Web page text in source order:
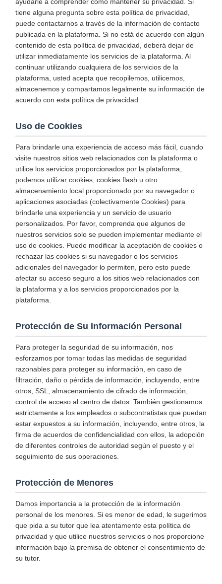
tiene alguna pregunta sobre esta política de privacidad,
puede contactarnos a través de la información de contacto
publicada en la plataforma. Si no está de acuerdo con algún
contenido de esta política de privacidad, deberá dejar de
utilizar inmediatamente los servicios de la plataforma. Al
continuar utilizando cualquiera de los servicios de la
plataforma, usted acepta que recopilemos, utilicemos,
almacenemos y compartamos legalmente su información de
acuerdo con esta política de privacidad.
Uso de Cookies
Para brindarle una experiencia de acceso más fácil, cuando
visite nuestros sitios web relacionados con la plataforma o
utilice los servicios proporcionados por la plataforma,
podemos utilizar cookies, cookies flash u otro
almacenamiento local proporcionado por su navegador o
aplicaciones asociadas (colectivamente Cookies) para
brindarle una experiencia y un servicio de usuario
personalizados. Por favor, comprenda que algunos de
nuestros servicios solo se pueden implementar mediante el
uso de cookies. Puede modificar la aceptación de cookies o
rechazar las cookies si su navegador o los servicios
adicionales del navegador lo permiten, pero esto puede
afectar su acceso seguro a los sitios web relacionados con
la plataforma y a los servicios proporcionados por la
plataforma.
Protección de Su Información Personal
Para proteger la seguridad de su información, nos
esforzamos por tomar todas las medidas de seguridad
razonables para proteger su información, en caso de
filtración, daño o pérdida de información, incluyendo, entre
otros, SSL, almacenamiento de cifrado de información,
control de acceso al centro de datos. También gestionamos
estrictamente a los empleados o subcontratistas que puedan
estar expuestos a su información, incluyendo, entre otros, la
firma de acuerdos de confidencialidad con ellos, la adopción
de diferentes controles de autoridad según el puesto y el
seguimiento de sus operaciones.
Protección de Menores
Damos importancia a la protección de la información
personal de los menores. Si es menor de edad, le sugerimos
que pida a su tutor que lea atentamente esta política de
privacidad y que utilice nuestros servicios o nos proporcione
información bajo la premisa de obtener el consentimiento de
su tutor.